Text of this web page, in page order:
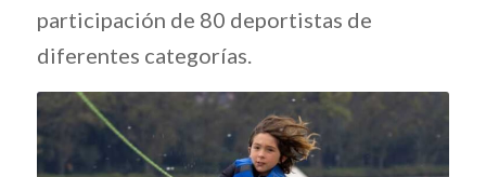
participación de 80 deportistas de
diferentes categorías.